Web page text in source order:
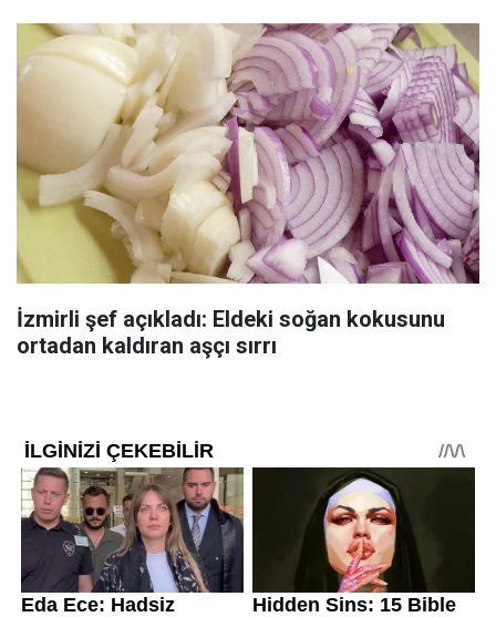
İzmirli şef açıkladı: Eldeki soğan kokusunu
ortadan kaldıran aşçı sırrı